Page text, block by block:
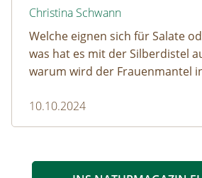
Christina Schwann
Welche eignen sich für Salate
was hat es mit der Silberdistel
warum wird der Frauenmantel
10.10.2024